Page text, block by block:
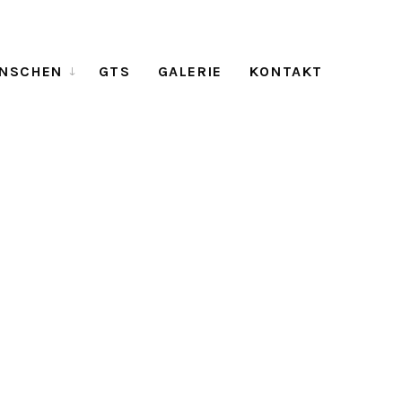
GTS GALERIE KONTAKT